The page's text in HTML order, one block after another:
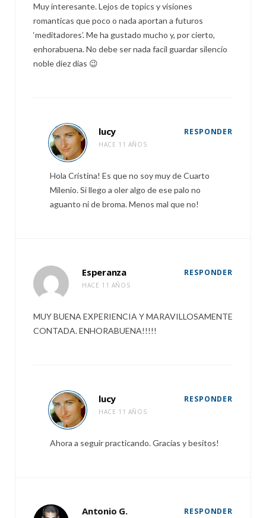
Muy interesante. Lejos de topics y visiones
romanticas que poco o nada aportan a futuros
‘meditadores’. Me ha gustado mucho y, por cierto,
enhorabuena. No debe ser nada facil guardar silencio
noble diez dias 😉
lucy
HACE 11 AÑOS
RESPONDER
Hola Cristina! Es que no soy muy de Cuarto
Milenio. Si llego a oler algo de ese palo no
aguanto ni de broma. Menos mal que no!
Esperanza
HACE 11 AÑOS
RESPONDER
MUY BUENA EXPERIENCIA Y MARAVILLOSAMENTE
CONTADA. ENHORABUENA!!!!!
lucy
HACE 11 AÑOS
RESPONDER
Ahora a seguir practicando. Gracias y besitos!
Antonio G. RESPONDER